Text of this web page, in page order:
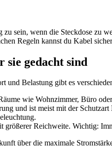
sein, wenn die Steckdose zu
Regeln kannst du Kabel
sie gedacht sind
und Belastung gibt es
wie Wohnzimmer, Büro
und ist meist mit der Schutzart
größerer Reichweite. Wichtig:
über die maximale